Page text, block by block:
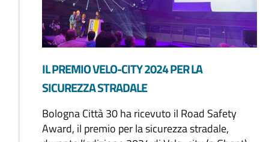
IL PREMIO VELO-CITY 2024 PER LA
SICUREZZA STRADALE
Bologna Città 30 ha ricevuto il Road Safety
Award, il premio per la sicurezza stradale,